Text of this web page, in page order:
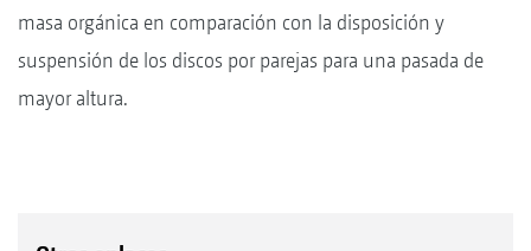
masa orgánica en comparación con la disposición y
suspensión de los discos por parejas para una pasada de
mayor altura.